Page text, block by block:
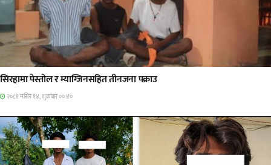
प्रमुख सामाचार
सिरहामा पेस्तोल र म्याग्जिनसहित तीनजना पक्राउ
२०८१ मंसिर १४, शुक्रबार ००:४०